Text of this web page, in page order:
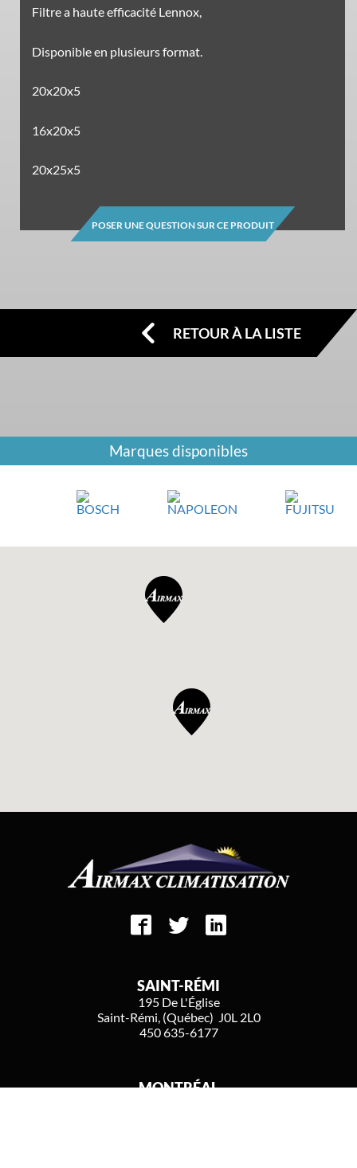
Filtre a haute efficacité Lennox,
Disponible en plusieurs format.
20x20x5
16x20x5
20x25x5
POSER UNE QUESTION SUR CE PRODUIT
RETOUR À LA LISTE
Marques disponibles
SAINT-RÉMI
195 De L'Église
Saint-Rémi, (Québec) J0L 2L0
450 635-6177
MONTRÉAL